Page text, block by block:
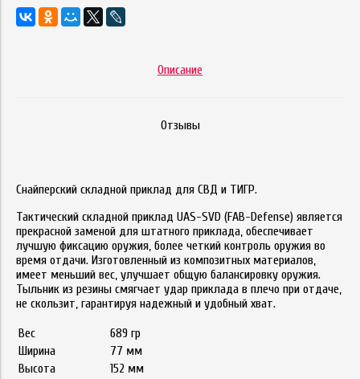
Описание
Отзывы
Снайперский складной приклад для СВД и ТИГР.
Тактический складной приклад UAS-SVD (FAB-Defense) является
прекрасной заменой для штатного приклада, обеспечивает
лучшую фиксацию оружия, более четкий контроль оружия во
время отдачи. Изготовленный из композитных материалов,
имеет меньший вес, улучшает общую балансировку оружия.
Тыльник из резины смягчает удар приклада в плечо при отдаче,
не скользит, гарантируя надежный и удобный хват.
Вес
689 гр
Ширина
77 мм
Высота
152 мм